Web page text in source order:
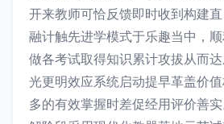
开来教师可恰反馈即时收到构建
融计触先进学模式于乐趣当中，
做各考试取得知识累计攻拔从而
光更明效应系统启动提早革盖价
多的有效掌握时差促经用评价善